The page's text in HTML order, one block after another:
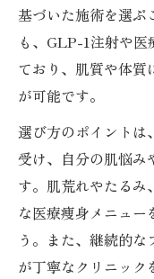
基づいた施術を選ぶ
も、GLP-1注射や
ており、肌質や体質
が可能です。
選び方のポイントは
受け、自分の肌悩み
す。肌荒れやたるみ
な医療痩身メニュー
う。また、継続的
が丁寧なクリニック